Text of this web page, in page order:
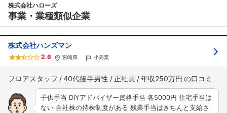
株式会社ハローズ
事業・業種類似企業
株式会社ハンズマン
2.6 宮崎県 小売業
フロアスタッフ 40代後半男性 正社員 年収250万円
子供手当 DIYアドバイザー資格手当 各5000円 住宅手当は
ない 自社株の持株制度がある 残業手当はきちんと支給さ